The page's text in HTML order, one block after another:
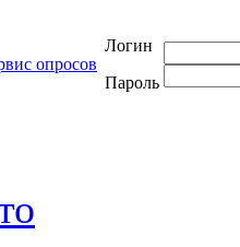
Логин
Пароль